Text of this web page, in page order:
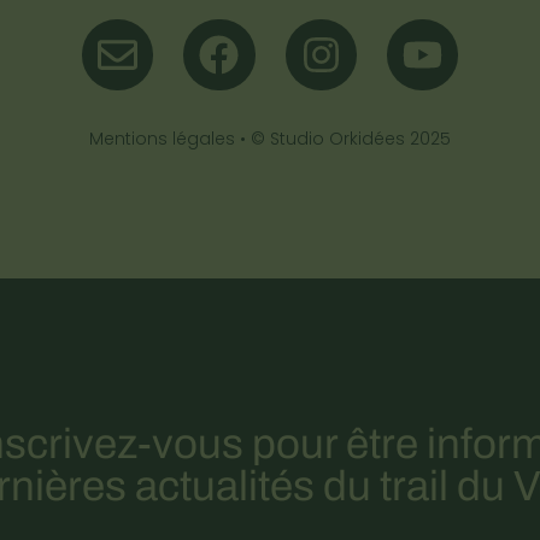
Mentions légales • © Studio Orkidées 2025
vous pour être
actualités du trail du